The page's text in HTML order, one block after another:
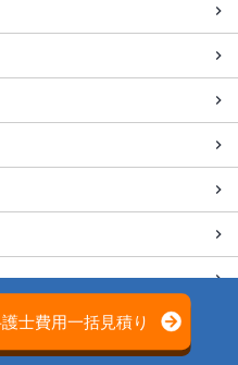
を目的にプライバシーマーク